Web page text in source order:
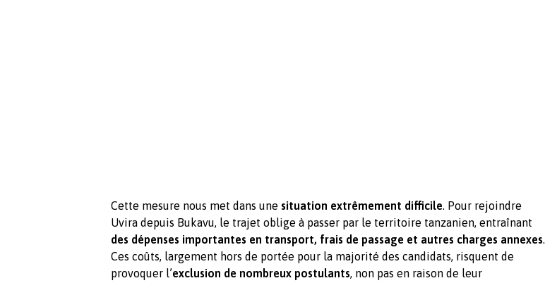
Cette mesure nous met dans une situation extrêmement difficile. Pour rejoindre
Uvira depuis Bukavu, le trajet oblige à passer par le territoire tanzanien, entraînant
des dépenses importantes en transport, frais de passage et autres charges annexes.
Ces coûts, largement hors de portée pour la majorité des candidats, risquent de
provoquer l’exclusion de nombreux postulants, non pas en raison de leur